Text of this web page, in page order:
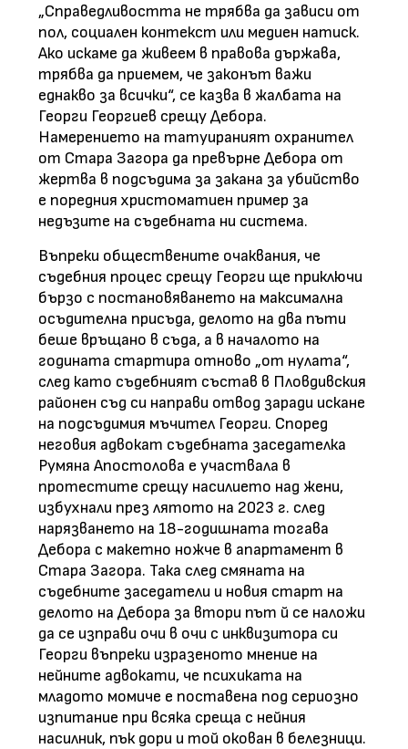
„Справедливостта не трябва да зависи от
пол, социален контекст или медиен натиск.
Ако искаме да живеем в правова държава,
трябва да приемем, че законът важи
еднакво за всички“, се казва в жалбата на
Георги Георгиев срещу Дебора.
Намерението на татуираният охранител
от Стара Загора да превърне Дебора от
жертва в подсъдима за закана за убийство
е поредния христоматиен пример за
недъзите на съдебната ни система.
Въпреки обществените очаквания, че
съдебния процес срещу Георги ще приключи
бързо с постановяването на максимална
осъдителна присъда, делото на два пъти
беше връщано в съда, а в началото на
годината стартира отново „от нулата“,
след като съдебният състав в Пловдивския
районен съд си направи отвод заради искане
на подсъдимия мъчител Георги. Според
неговия адвокат съдебната заседателка
Румяна Апостолова е участвала в
протестите срещу насилието над жени,
избухнали през лятото на 2023 г. след
нарязването на 18-годишната тогава
Дебора с макетно ножче в апартамент в
Стара Загора. Така след смяната на
съдебните заседатели и новия старт на
делото на Дебора за втори път й се наложи
да се изправи очи в очи с инквизитора си
Георги въпреки изразеното мнение на
нейните адвокати, че психиката на
младото момиче е поставена под сериозно
изпитание при всяка среща с нейния
насилник, пък дори и той окован в белезници.